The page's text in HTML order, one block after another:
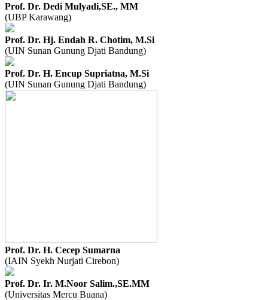
Prof. Dr. Dedi Mulyadi,SE., MM
(UBP Karawang)
Prof. Dr. Hj. Endah R. Chotim, M.Si
(UIN Sunan Gunung Djati Bandung)
Prof. Dr. H. Encup Supriatna, M.Si
(UIN Sunan Gunung Djati Bandung)
Prof. Dr. H. Cecep Sumarna
(IAIN Syekh Nurjati Cirebon)
Prof. Dr. Ir. M.Noor Salim.,SE.MM
(Universitas Mercu Buana)